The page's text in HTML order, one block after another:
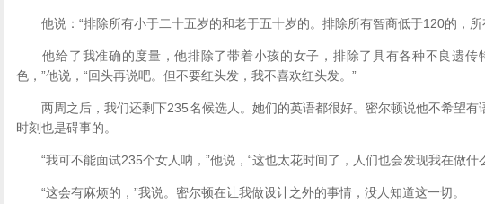
他说：“排除所有小于二十五岁的和老于五十岁的。排除所有智商低于120的，所
他给了我准确的度量，他排除了带着小孩的女子，排除了具有各种不良遗传
色，”他说，“回头再说吧。但不要红头发，我不喜欢红头发。”
两周之后，我们还剩下235名候选人。她们的英语都很好。密尔顿说他不希望有
时刻也是碍事的。
“我可不能面试235个女人呐，”他说，“这也太花时间了，人们也会发现我在做什
“这会有麻烦的，”我说。密尔顿在让我做设计之外的事情，没人知道这一切。